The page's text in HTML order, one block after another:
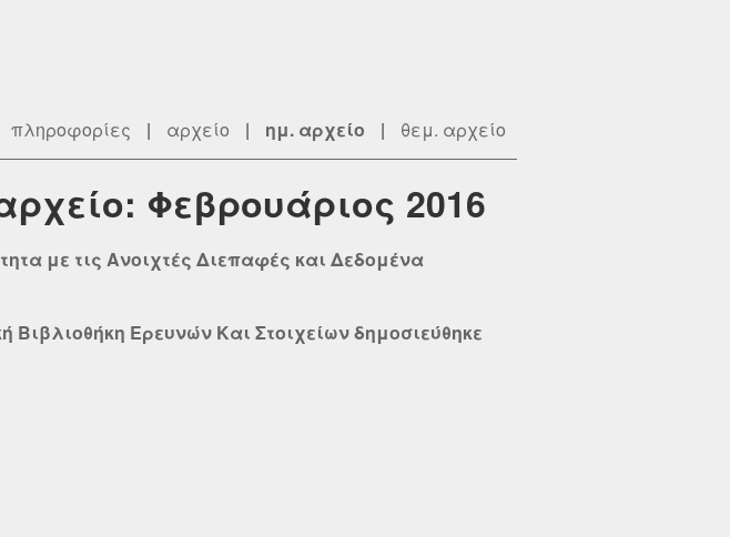
πληροφορίες | αρχείο | ημ. αρχείο | θεμ. αρχείο
Φεβρουάριος 2016
με τις Ανοιχτές Διεπαφές και Δεδομένα
Ερευνών Και Στοιχείων δημοσιεύθηκε